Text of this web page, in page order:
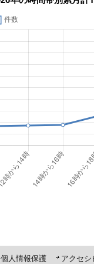
個人情報保護 アクセシ